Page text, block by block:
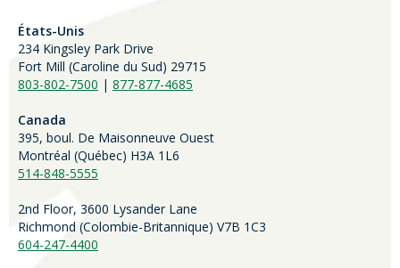
États-Unis
234 Kingsley Park Drive
Fort Mill (Caroline du Sud) 29715
803-802-7500 | 877-877-4685
Canada
395, boul. De Maisonneuve Ouest
Montréal (Québec) H3A 1L6
514-848-5555
2nd Floor, 3600 Lysander Lane
Richmond (Colombie-Britannique) V7B 1C3
604-247-4400